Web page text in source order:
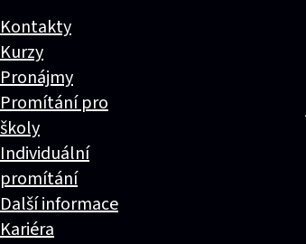
Kontakty
Kurzy
Pronájmy
Promítání pro
školy
Individuální
promítání
Další informace
Kariéra